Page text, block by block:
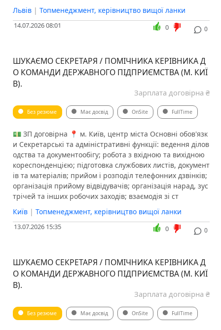
Львів | Топменеджмент, керівництво вищої ланки
14.07.2026 08:01 0
0
ШУКАЄМО СЕКРЕТАРЯ / ПОМІЧНИКА КЕРІВНИКА Д
О КОМАНДИ ДЕРЖАВНОГО ПІДПРИЄМСТВА (М. КИЇ
В).
Зарплата договірна ₴
Без резюме Має досвід OnSite FullTime
💵 ЗП договірна 📍 м. Київ, центр міста Основні обов'язк
и ️Секретарські та адміністративні функції: ведення ділов
одства та документообігу; робота з вхідною та вихідною
кореспонденцією; підготовка службових листів, документ
ів та матеріалів; прийом і розподіл телефонних дзвінків;
організація прийому відвідувачів; організація нарад, зус
трічей та інших робочих заходів; взаємодія зі ст
Київ | Топменеджмент, керівництво вищої ланки
13.07.2026 15:35 0
0
ШУКАЄМО СЕКРЕТАРЯ / ПОМІЧНИКА КЕРІВНИКА Д
О КОМАНДИ ДЕРЖАВНОГО ПІДПРИЄМСТВА (М. КИЇ
В).
Зарплата договірна ₴
Без резюме Має досвід OnSite FullTime